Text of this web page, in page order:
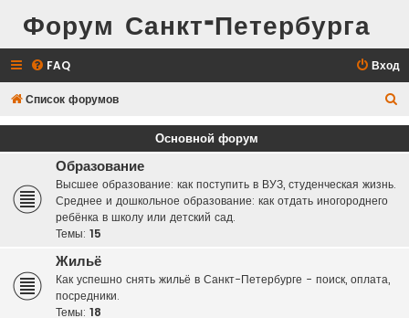
Форум Санкт-Петербурга
FAQ Вход
Список форумов
о
Основной форум
Образование
Высшее образование: как поступить в ВУЗ, студенческая жизнь.
Среднее и дошкольное образование: как отдать иногороднего
ребёнка в школу или детский сад.
Темы: 15
Жильё
Как успешно снять жильё в Санкт-Петербурге - поиск, оплата,
посредники.
Темы: 18